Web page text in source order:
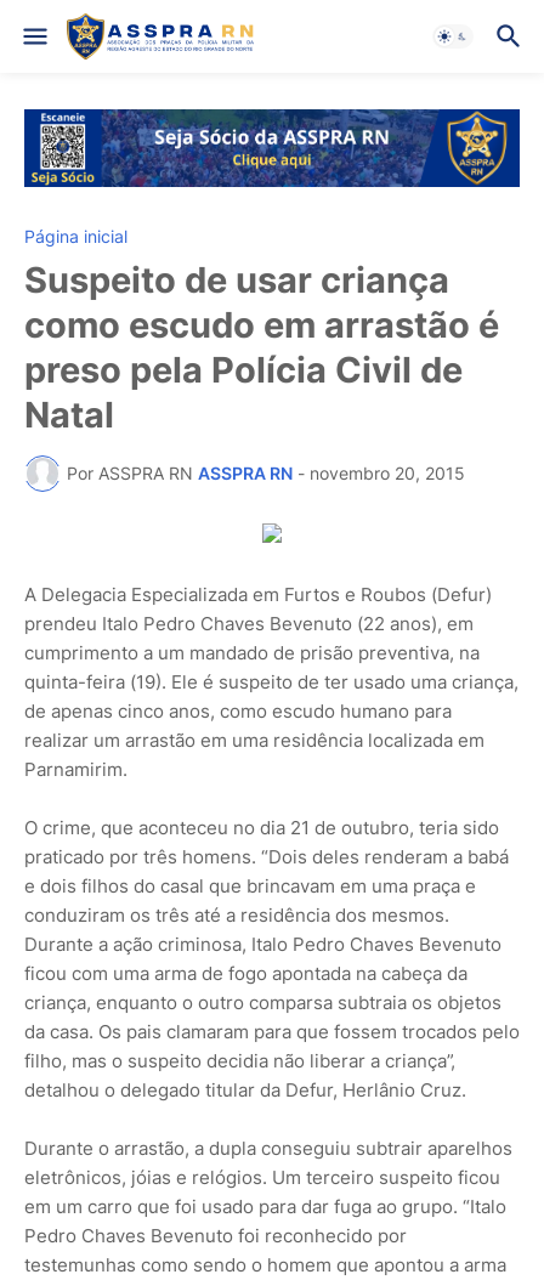
Página inicial
Suspeito de usar criança
como escudo em arrastão é
preso pela Polícia Civil de
Natal
Por ASSPRA RN ASSPRA RN - novembro 20, 2015
A Delegacia Especializada em Furtos e Roubos (Defur)
prendeu Italo Pedro Chaves Bevenuto (22 anos), em
cumprimento a um mandado de prisão preventiva, na
quinta-feira (19). Ele é suspeito de ter usado uma criança,
de apenas cinco anos, como escudo humano para
realizar um arrastão em uma residência localizada em
Parnamirim.
O crime, que aconteceu no dia 21 de outubro, teria sido
praticado por três homens. “Dois deles renderam a babá
e dois filhos do casal que brincavam em uma praça e
conduziram os três até a residência dos mesmos.
Durante a ação criminosa, Italo Pedro Chaves Bevenuto
ficou com uma arma de fogo apontada na cabeça da
criança, enquanto o outro comparsa subtraia os objetos
da casa. Os pais clamaram para que fossem trocados pelo
filho, mas o suspeito decidia não liberar a criança”,
detalhou o delegado titular da Defur, Herlânio Cruz.
Durante o arrastão, a dupla conseguiu subtrair aparelhos
eletrônicos, jóias e relógios. Um terceiro suspeito ficou
em um carro que foi usado para dar fuga ao grupo. “Italo
Pedro Chaves Bevenuto foi reconhecido por
testemunhas como sendo o homem que apontou a arma